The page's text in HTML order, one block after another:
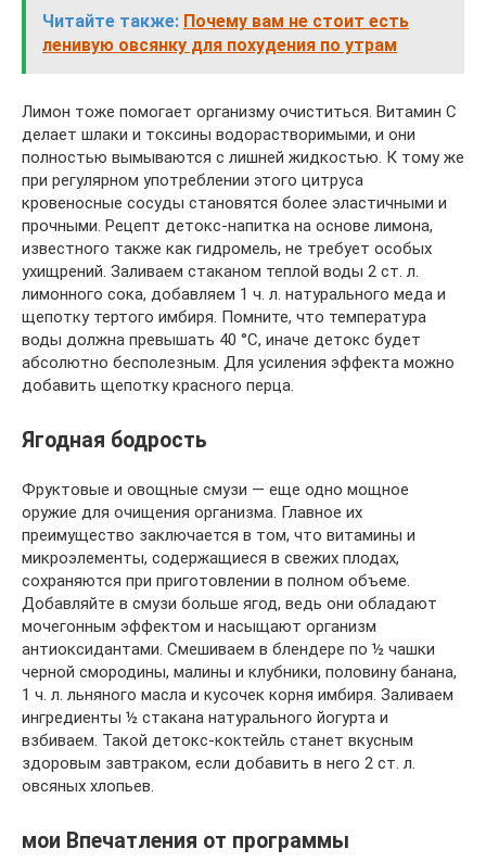
Читайте также: Почему вам не стоит есть
ленивую овсянку для похудения по утрам
Лимон тоже помогает организму очиститься. Витамин C
делает шлаки и токсины водорастворимыми, и они
полностью вымываются с лишней жидкостью. К тому же
при регулярном употреблении этого цитруса
кровеносные сосуды становятся более эластичными и
прочными. Рецепт детокс-напитка на основе лимона,
известного также как гидромель, не требует особых
ухищрений. Заливаем стаканом теплой воды 2 ст. л.
лимонного сока, добавляем 1 ч. л. натурального меда и
щепотку тертого имбиря. Помните, что температура
воды должна превышать 40 °С, иначе детокс будет
абсолютно бесполезным. Для усиления эффекта можно
добавить щепотку красного перца.
Ягодная бодрость
Фруктовые и овощные смузи — еще одно мощное
оружие для очищения организма. Главное их
преимущество заключается в том, что витамины и
микроэлементы, содержащиеся в свежих плодах,
сохраняются при приготовлении в полном объеме.
Добавляйте в смузи больше ягод, ведь они обладают
мочегонным эффектом и насыщают организм
антиоксидантами. Смешиваем в блендере по ½ чашки
черной смородины, малины и клубники, половину банана,
1 ч. л. льняного масла и кусочек корня имбиря. Заливаем
ингредиенты ½ стакана натурального йогурта и
взбиваем. Такой детокс-коктейль станет вкусным
здоровым завтраком, если добавить в него 2 ст. л.
овсяных хлопьев.
мои Впечатления от программы